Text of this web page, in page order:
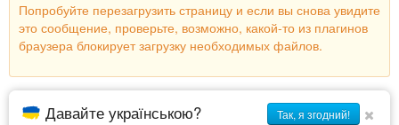
Попробуйте перезагрузить страницу и если вы снова увидите
это сообщение, проверьте, возможно, какой-то из плагинов
браузера блокирует загрузку необходимых файлов.
Давайте українською? Так, я згодний!